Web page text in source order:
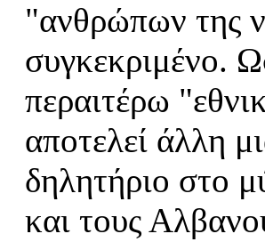
"ανθρώπων της
συγκεκριμένο.
περαιτέρω
αποτελεί άλλη
δηλητήριο στο
και τους